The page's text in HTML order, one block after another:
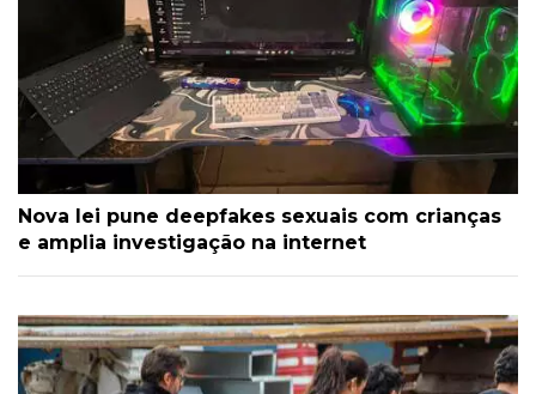
Nova lei pune deepfakes sexuais com crianças
e amplia investigação na internet